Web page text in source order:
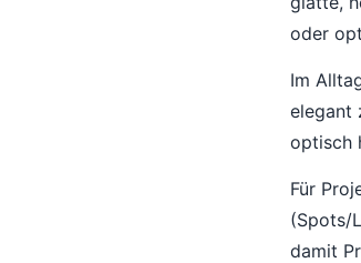
oder
Im
elegant
optisch
Für
(Spots/
damit